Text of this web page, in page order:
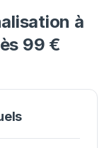
à
99 €